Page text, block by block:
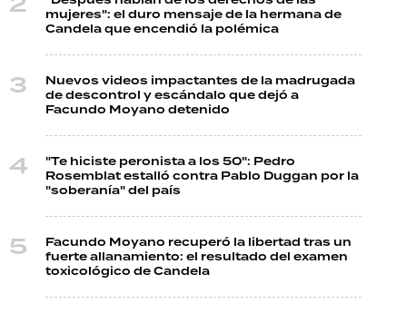
mujeres": el duro mensaje de la hermana de
Candela que encendió la polémica
Nuevos videos impactantes de la madrugada
de descontrol y escándalo que dejó a
Facundo Moyano detenido
"Te hiciste peronista a los 50": Pedro
Rosemblat estalló contra Pablo Duggan por la
"soberanía" del país
Facundo Moyano recuperó la libertad tras un
fuerte allanamiento: el resultado del examen
toxicológico de Candela